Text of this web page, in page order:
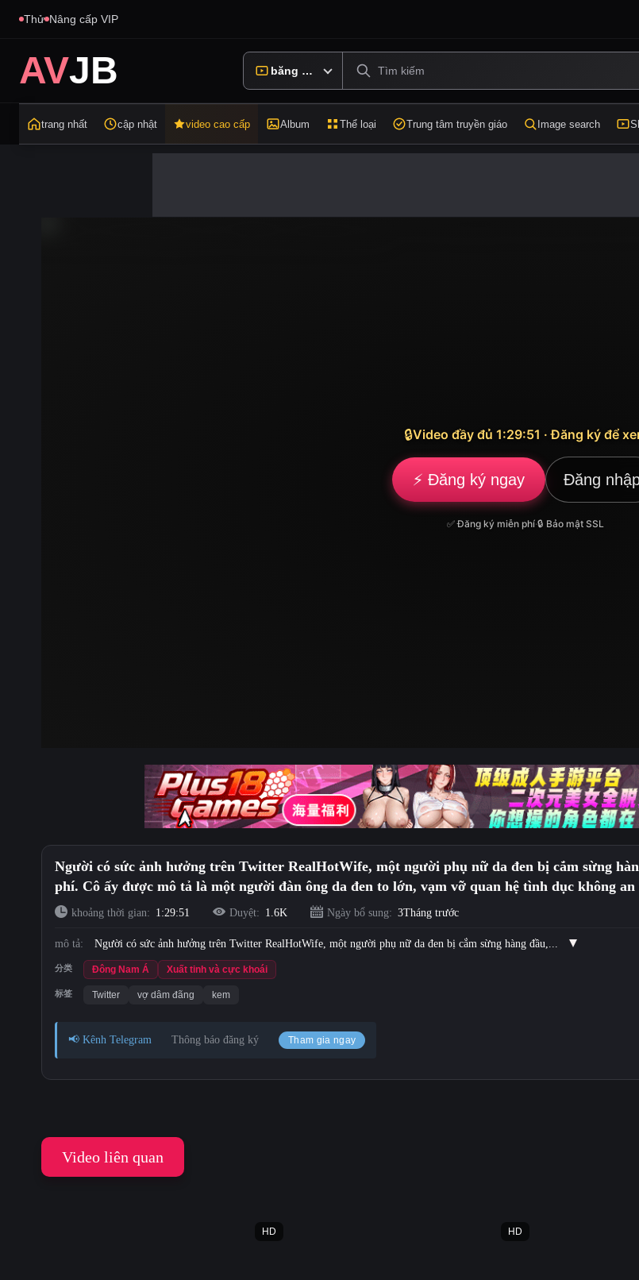
Thử Nâng cấp VIP
AVJB băng hình
trang nhất cập nhật video cao cấp Album Thể loại Trung tâm truyền giáo Image search
🔒Video đầy đủ 1:29:51 · Đăng ký để
⚡ Đăng ký ngay Đăng
✅ Đăng ký miễn phí·🔒 Bảo mật SSL
Người có sức ảnh hưởng trên Twitter RealHotWife, một người phụ nữ da đen bị cắm sừng
phí. Cô ấy được mô tả là một người đàn ông da đen to lớn, vạm vỡ quan hệ tình dục không
khoảng thời gian: 1:29:51 Duyệt: 1.6K Ngày bổ sung: 3Tháng trước
mô tả: Người có sức ảnh hưởng trên Twitter RealHotWife, một người phụ nữ da đen bị cắm sừng hàng đầu,...
分类 Đông Nam Á Xuất tinh và cực khoái
标签 Twitter vợ dâm đãng kem
📢 Kênh Telegram Thông báo đăng ký Tham gia ngay
Video liên quan
HD HD